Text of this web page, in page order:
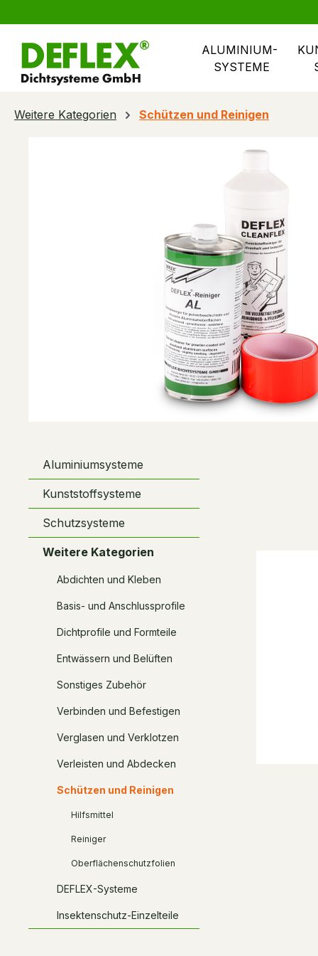
ALUMINIUM-
SYSTEME
Weitere Kategorien Schützen und Reinigen
Aluminiumsysteme
Kunststoffsysteme
Schutzsysteme
Weitere Kategorien
Abdichten und Kleben
Basis- und Anschlussprofile
Dichtprofile und Formteile
Entwässern und Belüften
Sonstiges Zubehör
Verbinden und Befestigen
Verglasen und Verklotzen
Verleisten und Abdecken
Schützen und Reinigen
Hilfsmittel
Reiniger
Oberflächenschutzfolien
DEFLEX-Systeme
Insektenschutz-Einzelteile